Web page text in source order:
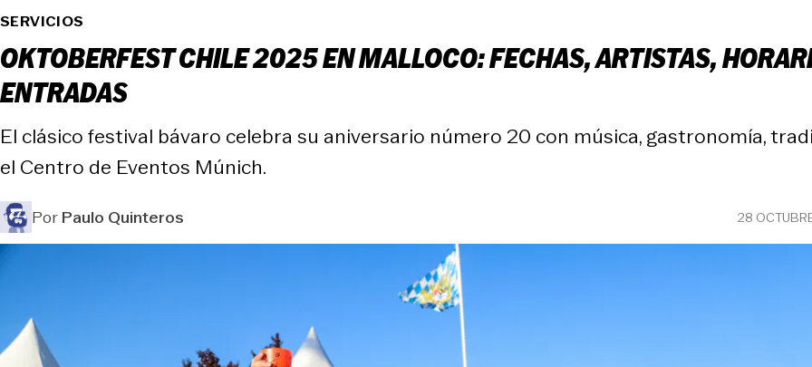
SERVICIOS
OKTOBERFEST CHILE 2025 EN MALLOCO: FECHAS, ARTISTAS,
ENTRADAS
El clásico festival bávaro celebra su aniversario número 20 con música, gastronomía,
el Centro de Eventos Múnich.
PorPaulo Quinteros 28